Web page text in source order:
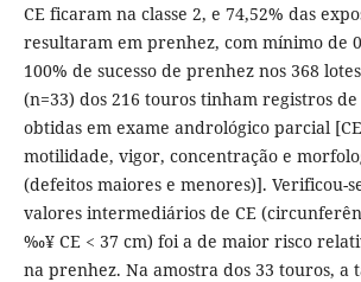
CE ficaram na classe 2, e 74,52% das
resultaram em prenhez, com mínimo de
100% de sucesso de prenhez nos 368
(n=33) dos 216 touros tinham registros
obtidas em exame andrológico parcial
motilidade, vigor, concentração e
(defeitos maiores e menores)]. Verificou-
valores intermediários de CE
‰¥ CE < 37 cm) foi a de maior risco
na prenhez. Na amostra dos 33 touros, a